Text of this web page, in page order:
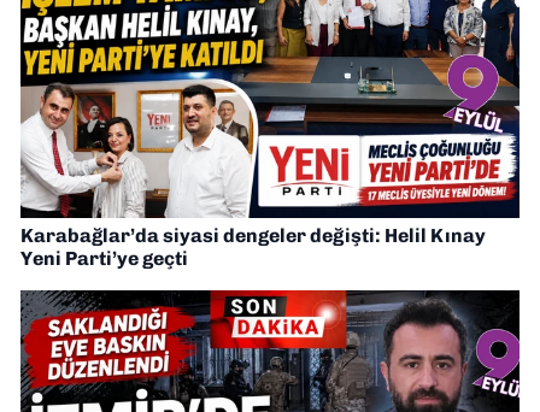
Karabağlar’da siyasi dengeler değişti: Helil Kınay
Yeni Parti’ye geçti